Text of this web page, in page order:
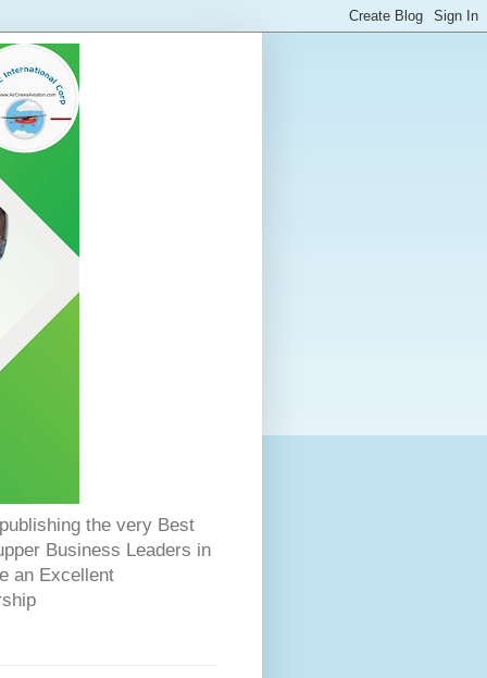
the very Best
Business Leaders in
an Excellent